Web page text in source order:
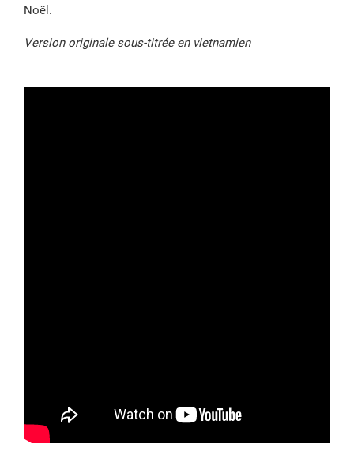
Noël.
Version originale sous-titrée en vietnamien